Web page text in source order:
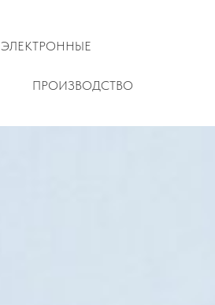
ЭЛЕКТРОННЫЕ
ПРОИЗВОДСТВО